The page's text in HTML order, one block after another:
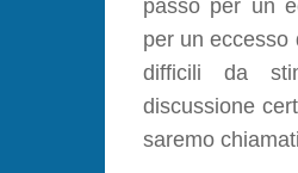
passo per un
per un eccesso
difficili da
discussione
saremo